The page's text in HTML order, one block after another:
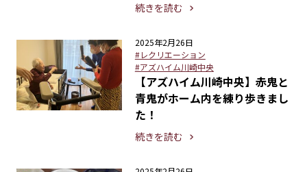
続きを読む
2025年2月26日
#レクリエーション
#アズハイム川崎中央
【アズハイム川崎中央】赤鬼と
青鬼がホーム内を練り歩きまし
た！
続きを読む